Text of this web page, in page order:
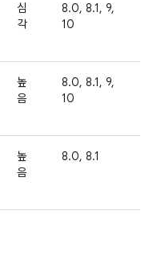
심
각
8.0, 8.1, 9,
10
높
음
8.0, 8.1, 9,
10
높
음
8.0, 8.1